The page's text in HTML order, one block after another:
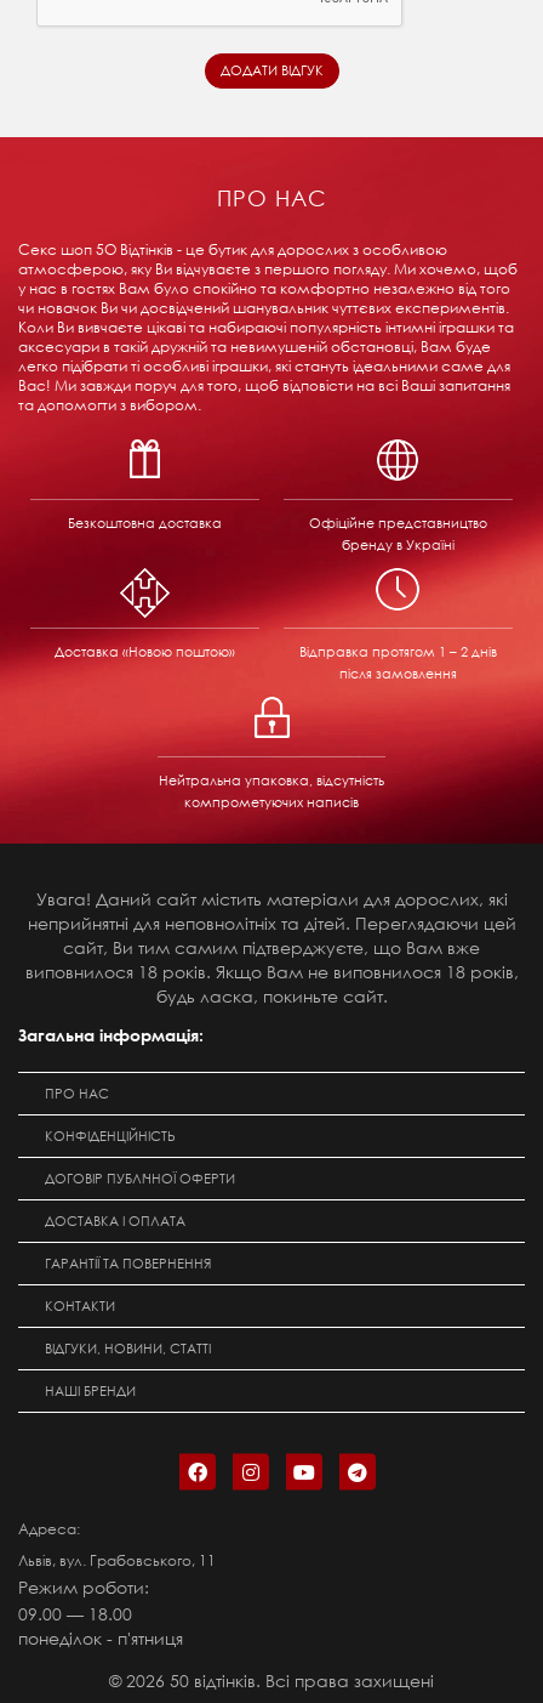
ПРО НАС
Секс шоп 5О Відтінків - це бутик для дорослих з особливою
атмосферою, яку Ви відчуваєте з першого погляду. Ми хочемо, щоб
у нас в гостях Вам було спокійно та комфортно незалежно від того
чи новачок Ви чи досвідчений шанувальник чуттєвих експериментів.
Коли Ви вивчаєте цікаві та набираючі популярність інтимні іграшки та
аксесуари в такій дружній та невимушеній обстановці, Вам буде
легко підібрати ті особливі іграшки, які стануть ідеальними саме для
Вас! Ми завжди поруч для того, щоб відповісти на всі Ваші запитання
та допомогти з вибором.
Безкоштовна доставка
Офіційне представництво
бренду в Україні
Доставка «Новою поштою» Відправка протягом 1 – 2 днів
після замовлення
Нейтральна упаковка, відсутність
компрометуючих написів
Увага! Даний сайт містить матеріали для дорослих, які
неприйнятні для неповнолітніх та дітей. Переглядаючи цей
сайт, Ви тим самим підтверджуєте, що Вам вже
виповнилося 18 років. Якщо Вам не виповнилося 18 років,
будь ласка, покиньте сайт.
Загальна інформація:
ПРО НАС
КОНФІДЕНЦІЙНІСТЬ
ДОГОВІР ПУБЛІЧНОЇ ОФЕРТИ
ДОСТАВКА І ОПЛАТА
ГАРАНТІЇ ТА ПОВЕРНЕННЯ
КОНТАКТИ
ВІДГУКИ, НОВИНИ, СТАТТІ
НАШІ БРЕНДИ
Адреса:
Львів, вул. Грабовського, 11
Режим роботи:
09.00 — 18.00
понеділок - п'ятниця
©2026 50 відтінків. Всі права захищені